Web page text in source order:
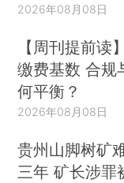
2026年08月08日
【周刊提前读
缴费基数 合规
何平衡？
2026年08月08日
贵州山脚树矿
三年 矿长涉罪